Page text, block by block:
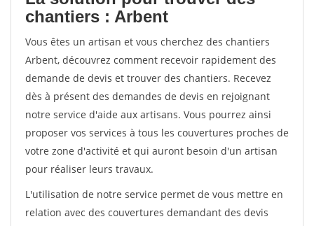
chantiers : Arbent
Vous êtes un artisan et vous cherchez des chantiers
Arbent, découvrez comment recevoir rapidement des
demande de devis et trouver des chantiers. Recevez
dès à présent des demandes de devis en rejoignant
notre service d'aide aux artisans. Vous pourrez ainsi
proposer vos services à tous les couvertures proches de
votre zone d'activité et qui auront besoin d'un artisan
pour réaliser leurs travaux.
L'utilisation de notre service permet de vous mettre en
relation avec des couvertures demandant des devis